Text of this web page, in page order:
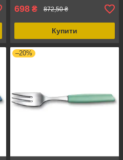
698 ₴ 872,50 ₴
Купити
–20%